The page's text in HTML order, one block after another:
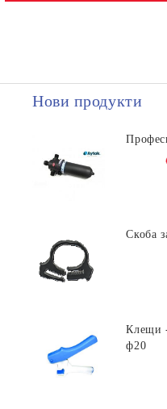
Нови продукти
Скоба
Клещи
ф20